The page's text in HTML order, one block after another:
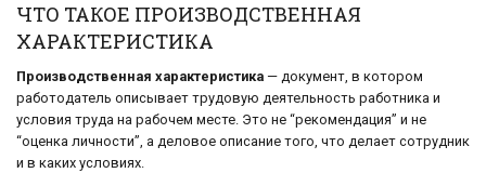
ЧТО ТАКОЕ ПРОИЗВОДСТВЕННАЯ
ХАРАКТЕРИСТИКА
Производственная характеристика — документ, в котором
работодатель описывает трудовую деятельность работника и
условия труда на рабочем месте. Это не “рекомендация” и не
“оценка личности”, а деловое описание того, что делает сотрудник
и в каких условиях.